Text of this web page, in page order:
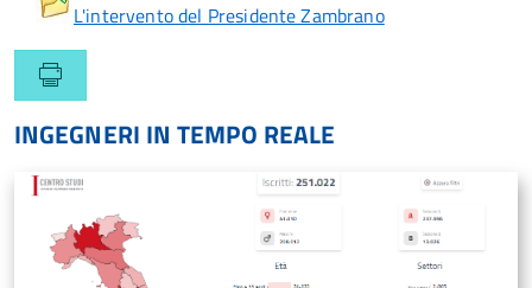
L'intervento del Presidente Zambrano
INGEGNERI IN TEMPO REALE